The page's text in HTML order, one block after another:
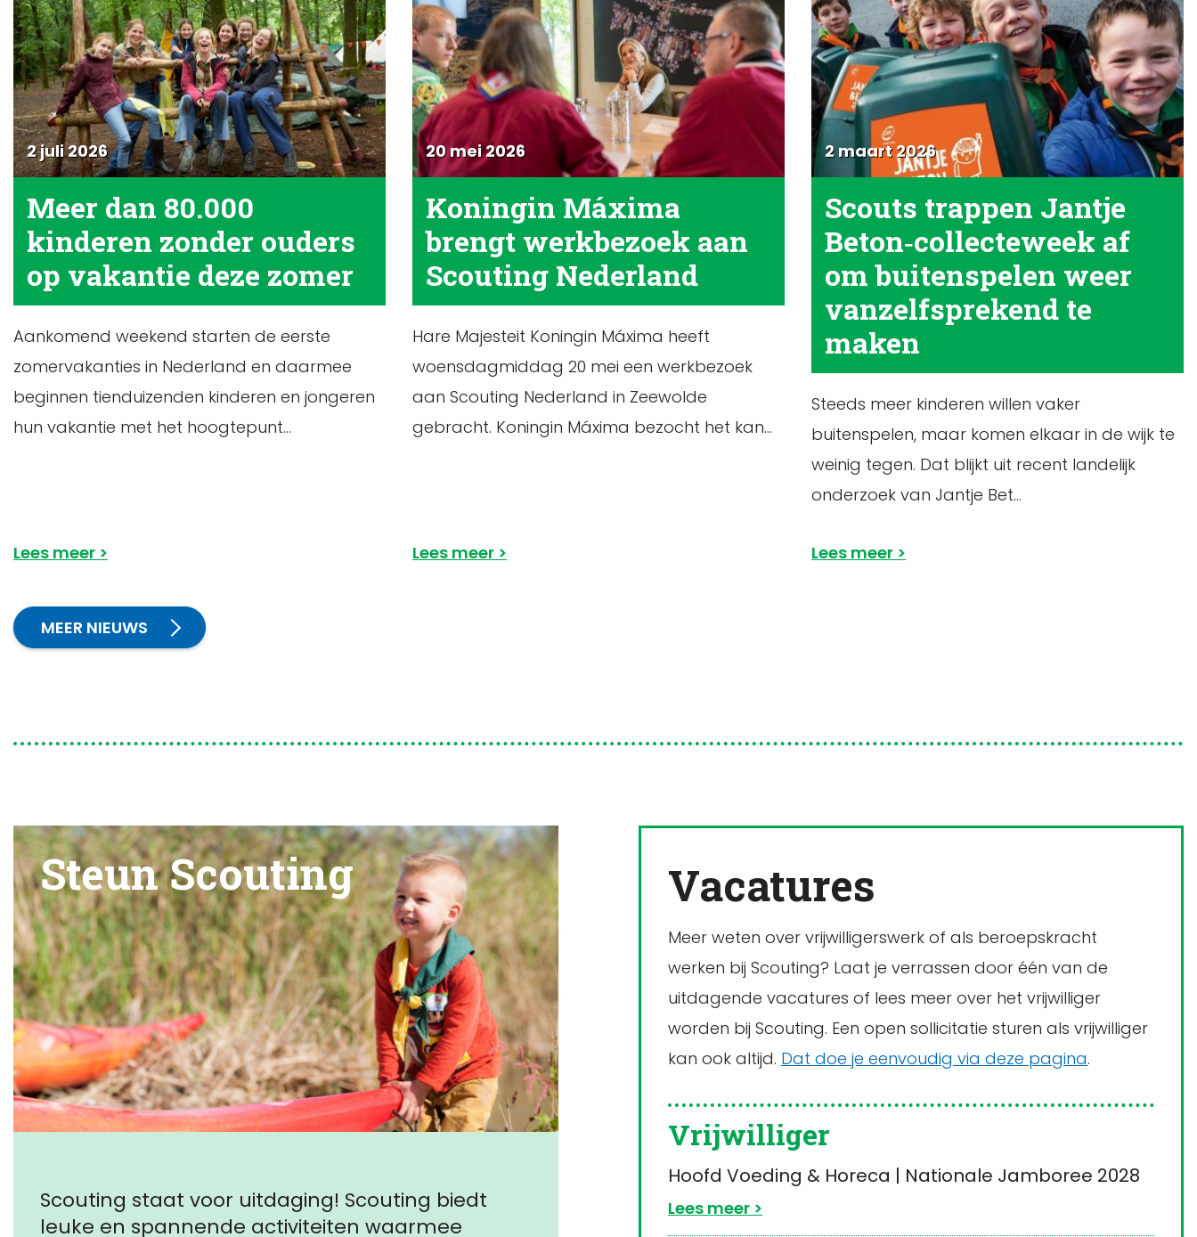
2 juli 2026
Meer dan 80.000
kinderen zonder ouders
op vakantie deze zomer
Aankomend weekend starten de eerste
zomervakanties in Nederland en daarmee
beginnen tienduizenden kinderen en jongeren
hun vakantie met het hoogtepunt...
Lees meer
20 mei 2026
Koningin Máxima
brengt werkbezoek aan
Scouting Nederland
Hare Majesteit Koningin Máxima heeft
woensdagmiddag 20 mei een werkbezoek
aan Scouting Nederland in Zeewolde
gebracht. Koningin Máxima bezocht het kan...
Lees meer
2 maart 2026
Scouts trappen Jantje
Beton‑collecteweek af
om buitenspelen weer
vanzelfsprekend te
maken
Steeds meer kinderen willen vaker
buitenspelen, maar komen elkaar in de wijk te
weinig tegen. Dat blijkt uit recent landelijk
onderzoek van Jantje Bet...
Lees meer
MEER NIEUWS
Steun Scouting
Scouting staat voor uitdaging! Scouting biedt
leuke en spannende activiteiten waarmee
Vacatures
Meer weten over vrijwilligerswerk of als beroepskracht
werken bij Scouting? Laat je verrassen door één van de
uitdagende vacatures of lees meer over het vrijwilliger
worden bij Scouting. Een open sollicitatie sturen als vrijwilliger
kan ook altijd. Dat doe je eenvoudig via deze pagina.
Vrijwilliger
Hoofd Voeding & Horeca | Nationale Jamboree 2028
Lees meer